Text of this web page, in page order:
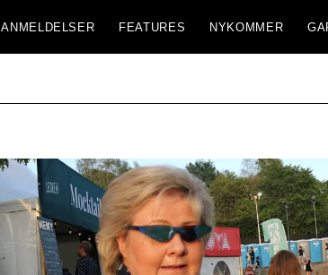
ANMELDELSER FEATURES NYKOMMER